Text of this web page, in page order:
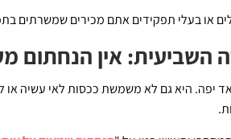
או בעלי תפקידים אתם מכירים שמשרתים
השביעית: אין הנחתום
יפה. היא גם לא משמשת ככסות לאי עשיה